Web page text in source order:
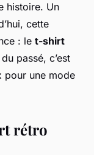
histoire. Un
cette
: le t-shirt
passé, c’est
pour une mode
rétro